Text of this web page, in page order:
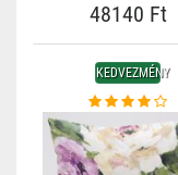
48140 Ft
KEDVEZMÉNY